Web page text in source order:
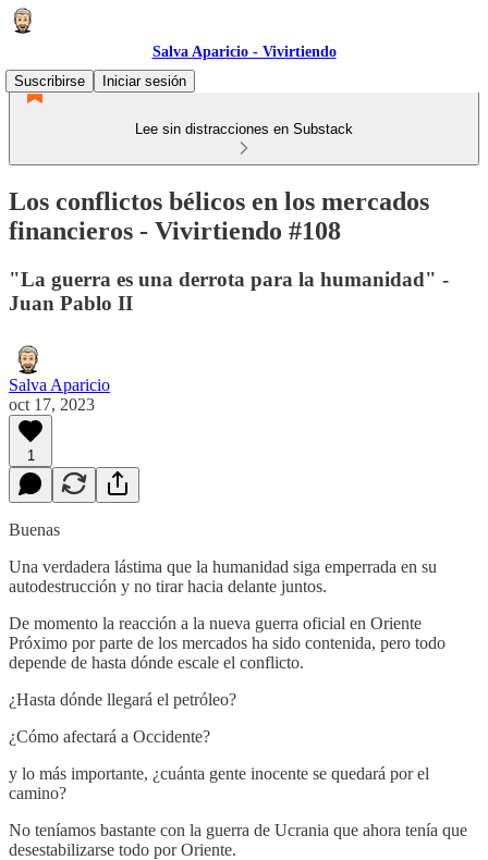
Salva Aparicio - Vivirtiendo
Suscribirse
Iniciar sesión
Lee sin distracciones en Substack
Los conflictos bélicos en los mercados
financieros - Vivirtiendo #108
"La guerra es una derrota para la humanidad" -
Juan Pablo II
Salva Aparicio
oct 17, 2023
1
Buenas
Una verdadera lástima que la humanidad siga emperrada en su
autodestrucción y no tirar hacia delante juntos.
De momento la reacción a la nueva guerra oficial en Oriente
Próximo por parte de los mercados ha sido contenida, pero todo
depende de hasta dónde escale el conflicto.
¿Hasta dónde llegará el petróleo?
¿Cómo afectará a Occidente?
y lo más importante, ¿cuánta gente inocente se quedará por el
camino?
No teníamos bastante con la guerra de Ucrania que ahora tenía que
desestabilizarse todo por Oriente.